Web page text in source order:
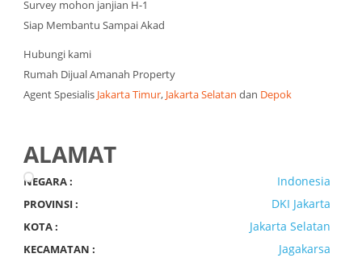
Survey mohon janjian H-1
Siap Membantu Sampai Akad
Hubungi kami
Rumah Dijual Amanah Property
Agent Spesialis Jakarta Timur, Jakarta Selatan dan Depok
ALAMAT
NEGARA : Indonesia
PROVINSI : DKI Jakarta
KOTA : Jakarta Selatan
KECAMATAN : Jagakarsa